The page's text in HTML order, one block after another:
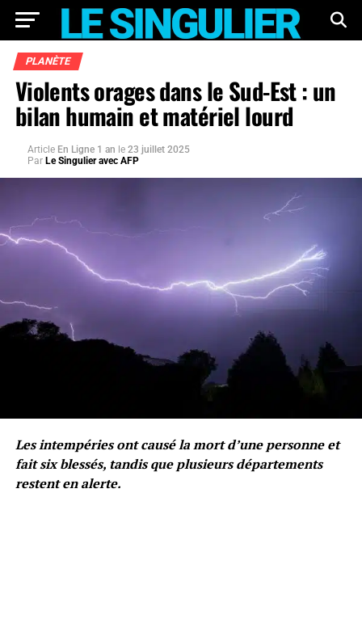
PLANÈTE
Violents orages dans le Sud-Est : un
bilan humain et matériel lourd
Article En Ligne 1 an le 23 juillet 2025
Par Le Singulier avec AFP
Les intempéries ont causé la mort d’une personne et
fait six blessés, tandis que plusieurs départements
restent en alerte.